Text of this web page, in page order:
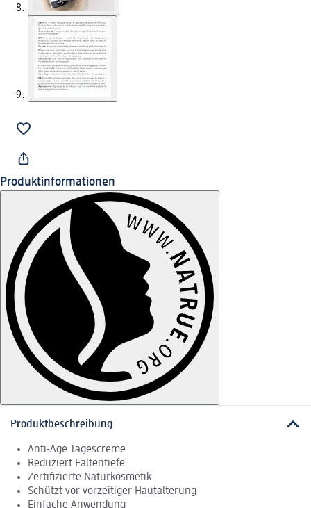
Produktinformationen
Produktbeschreibung
Anti-Age Tagescreme
Reduziert Faltentiefe
Zertifizierte Naturkosmetik
Schützt vor vorzeitiger Hautalterung
Einfache Anwendung